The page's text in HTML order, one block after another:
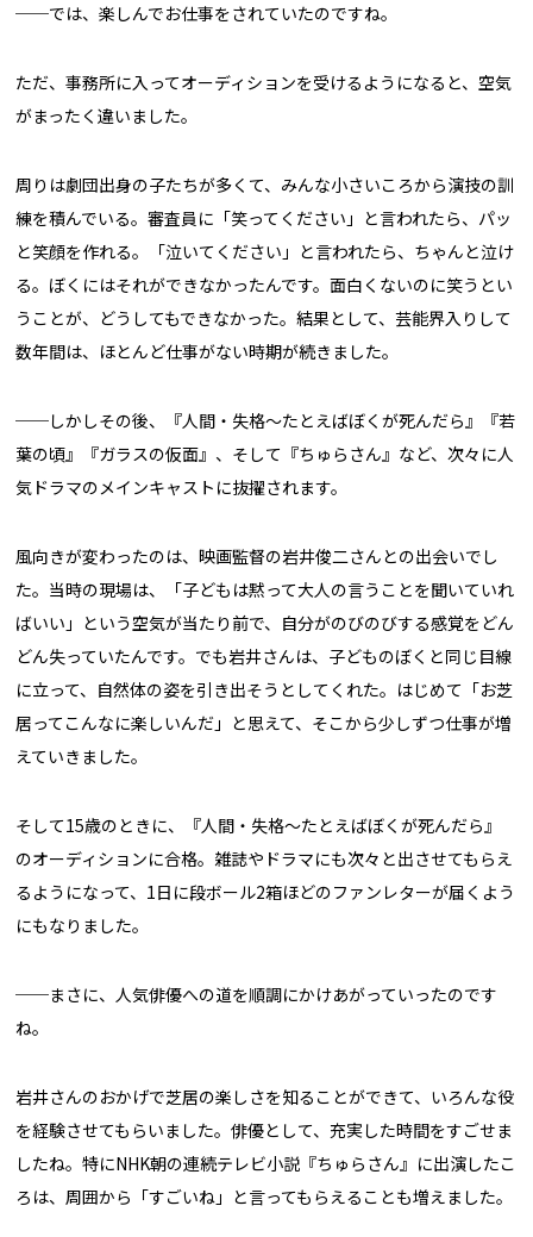
──では、楽しんでお仕事をされていたのですね。
ただ、事務所に入ってオーディションを受けるようになると、空気
がまったく違いました。
周りは劇団出身の子たちが多くて、みんな小さいころから演技の訓
練を積んでいる。審査員に「笑ってください」と言われたら、パッ
と笑顔を作れる。「泣いてください」と言われたら、ちゃんと泣け
る。ぼくにはそれができなかったんです。面白くないのに笑うとい
うことが、どうしてもできなかった。結果として、芸能界入りして
数年間は、ほとんど仕事がない時期が続きました。
──しかしその後、『人間・失格〜たとえばぼくが死んだら』『若
葉の頃』『ガラスの仮面』、そして『ちゅらさん』など、次々に人
気ドラマのメインキャストに抜擢されます。
風向きが変わったのは、映画監督の岩井俊二さんとの出会いでし
た。当時の現場は、「子どもは黙って大人の言うことを聞いていれ
ばいい」という空気が当たり前で、自分がのびのびする感覚をどん
どん失っていたんです。でも岩井さんは、子どものぼくと同じ目線
に立って、自然体の姿を引き出そうとしてくれた。はじめて「お芝
居ってこんなに楽しいんだ」と思えて、そこから少しずつ仕事が増
えていきました。
そして15歳のときに、『人間・失格〜たとえばぼくが死んだら』
のオーディションに合格。雑誌やドラマにも次々と出させてもらえ
るようになって、1日に段ボール2箱ほどのファンレターが届くよう
にもなりました。
──まさに、人気俳優への道を順調にかけあがっていったのです
ね。
岩井さんのおかげで芝居の楽しさを知ることができて、いろんな役
を経験させてもらいました。俳優として、充実した時間をすごせま
したね。特にNHK朝の連続テレビ小説『ちゅらさん』に出演したこ
ろは、周囲から「すごいね」と言ってもらえることも増えました。